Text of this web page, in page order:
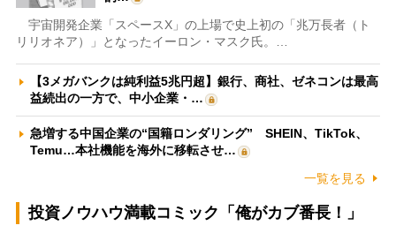
宇宙開発企業「スペースX」の上場で史上初の「兆万長者（ト
リリオネア）」となったイーロン・マスク氏。…
【3メガバンクは純利益5兆円超】銀行、商社、ゼネコンは最高
益続出の一方で、中小企業・…
急増する中国企業の“国籍ロンダリング” SHEIN、TikTok、
Temu…本社機能を海外に移転させ…
一覧を見る
投資ノウハウ満載コミック「俺がカブ番長！」